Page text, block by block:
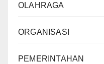
OLAHRAGA
ORGANISASI
PEMERINTAHAN